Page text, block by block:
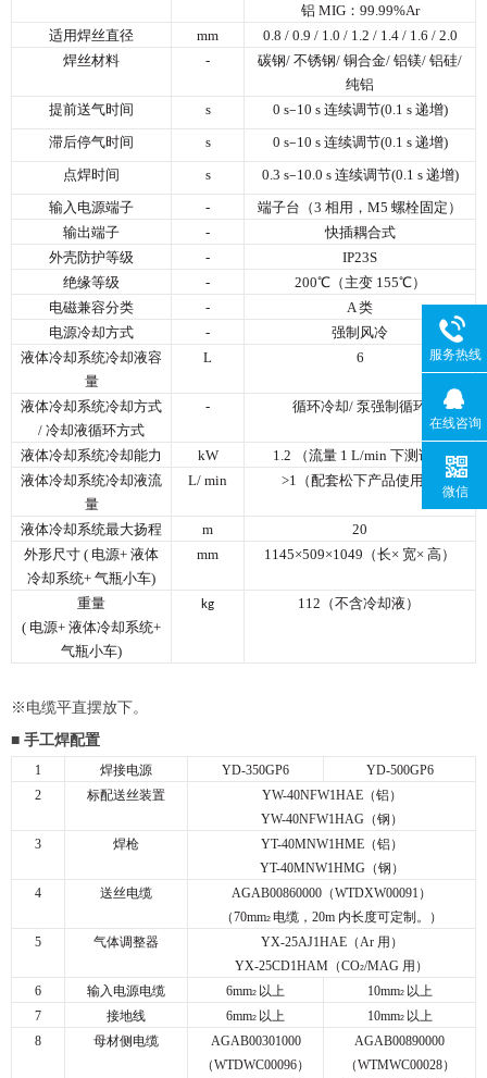
铝 MIG：99.99%Ar
适用焊丝直径
mm
0.8 / 0.9 / 1.0 / 1.2 / 1.4 / 1.6 / 2.0
焊丝材料
-
碳钢/ 不锈钢/ 铜合金/ 铝镁/ 铝硅/
纯铝
提前送气时间
s 0 s–10 s 连续调节(0.1 s 递增)
滞后停气时间
s 0 s–10 s 连续调节(0.1 s 递增)
点焊时间
s 0.3 s–10.0 s 连续调节(0.1 s 递增)
输入电源端子
-
端子台（3 相用，M5 螺栓固定）
输出端子
-
快插耦合式
外壳防护等级
-
IP23S
绝缘等级
-
200℃（主变 155℃）
电磁兼容分类
-
A 类
电源冷却方式
-
强制风冷
液体冷却系统冷却液容
量
L 6
液体冷却系统冷却方式
/ 冷却液循环方式
- 循环冷却/ 泵强制循环
液体冷却系统冷却能力 kW
1.2 （流量 1 L/min 下测试）
液体冷却系统冷却液流
量
L/ min >1（配套松下产品使用）
液体冷却系统最大扬程 m
20
外形尺寸 ( 电源+ 液体
冷却系统+ 气瓶小车)
mm 1145×509×1049（长× 宽× 高）
重量
( 电源+ 液体冷却系统+
气瓶小车)
kg 112（不含冷却液）
※电缆平直摆放下。
■ 手工焊配置
1 焊接电源 YD-350GP6
YD-500GP6
2
标配送丝装置
YW-40NFW1HAE（铝）
YW-40NFW1HAG（钢）
3
焊枪
YT-40MNW1HME（铝）
YT-40MNW1HMG（钢）
4
送丝电缆
AGAB00860000（WTDXW00091）
（70mm2 电缆，20m 内长度可定制。）
5
气体调整器
YX-25AJ1HAE（Ar 用）
YX-25CD1HAM（CO2/MAG 用）
6
输入电源电缆 6mm2 以上 10mm2 以上
7
接地线 6mm2 以上 10mm2 以上
8
母材侧电缆
AGAB00301000
（WTDWC00096）
AGAB00890000
（WTMWC00028）
服务热线
在线咨询
微信